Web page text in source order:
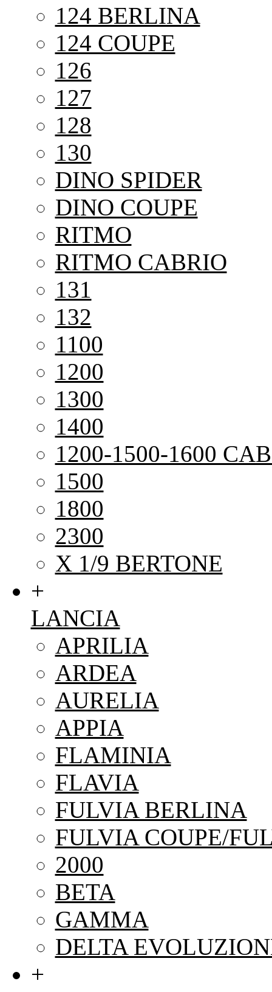
124 BERLINA
124 COUPE
126
127
128
130
DINO SPIDER
DINO COUPE
RITMO
RITMO CABRIO
131
132
1100
1200
1300
1400
1200-1500-1600
1500
1800
2300
X 1/9 BERTONE
+
LANCIA
APRILIA
ARDEA
AURELIA
APPIA
FLAMINIA
FLAVIA
FULVIA BERLINA
FULVIA COUPE/
2000
BETA
GAMMA
DELTA
+